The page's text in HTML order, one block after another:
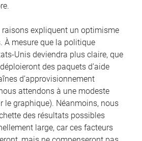
raisons expliquent un optimisme
À mesure que la politique
Unis deviendra plus claire, que
des paquets d’aide
d’approvisionnement
attendons à une modeste
le graphique). Néanmoins, nous
des résultats possibles
large, car ces facteurs